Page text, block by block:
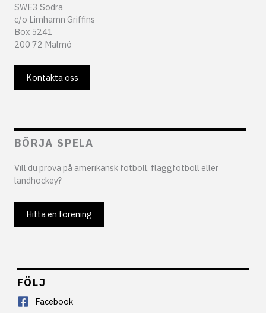
SWE3 Södra
c/o Limhamn Griffins
Box 5241
200 72 Malmö
Kontakta oss
BÖRJA SPELA
Vill du prova på amerikansk fotboll, flaggfotboll eller
landhockey?
Hitta en förening
FÖLJ
Facebook